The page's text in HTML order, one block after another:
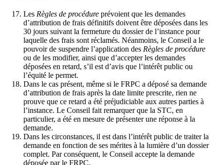
Les Règles de procédure prévoient que les demandes
d’attribution de frais définitifs doivent être déposées dans les
30 jours suivant la fermeture du dossier de l’instance pour
laquelle des frais sont réclamés. Néanmoins, le Conseil a le
pouvoir de suspendre l’application des Règles de procédure
ou de les modifier, ainsi que d’accepter les demandes
déposées en retard, s’il est d’avis que l’intérêt public ou
l’équité le permet.
Dans le cas présent, même si le FRPC a déposé sa demande
d’attribution de frais après la date limite prescrite, rien ne
prouve que ce retard a été préjudiciable aux autres parties à
l’instance. Le Conseil fait remarquer que la STC, en
particulier, a été en mesure de présenter une réponse à la
demande.
Dans les circonstances, il est dans l’intérêt public de traiter la
demande en fonction de ses mérites à la lumière d’un dossier
complet. Par conséquent, le Conseil accepte la demande
déposée par le FRPC.